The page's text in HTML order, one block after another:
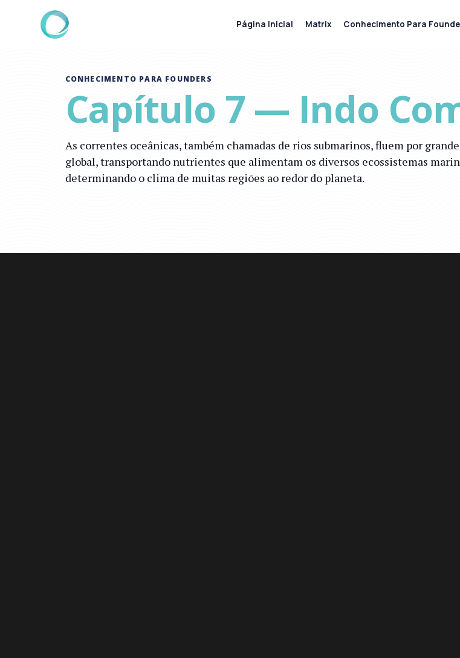
CONHECIMENTO PARA FOUNDERS
Capítulo 7 — Indo
As correntes oceânicas, também chamadas de rios submarinos, fluem por
global, transportando nutrientes que alimentam os diversos ecossistemas
determinando o clima de muitas regiões ao redor do planeta.
Página Inicial Matrix Conhecimento Para